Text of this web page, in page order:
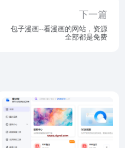
下一篇
包子漫画--看漫画的网站，资源
全部都是免费